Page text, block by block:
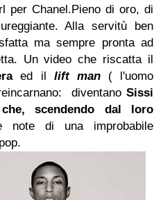
per Chanel.Pieno di oro, di
Alla servitù ben
ma sempre pronta ad
Un video che riscatta il
ed il lift man ( l'uomo
diventano Sissi
che, scendendo dal loro
note di una improbabile